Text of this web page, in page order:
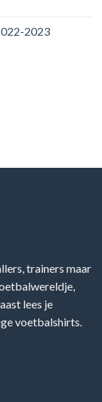
2023
trainers maar
lees je
voetbalshirts.